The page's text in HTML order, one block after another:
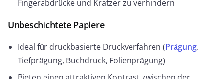
Fingerabdrücke und Kratzer zu verhindern
Unbeschichtete Papiere
Ideal für druckbasierte Druckverfahren (Prägung,
Tiefprägung, Buchdruck, Folienprägung)